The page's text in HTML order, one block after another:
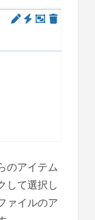
のアイテム
して選択し
ァイルのア